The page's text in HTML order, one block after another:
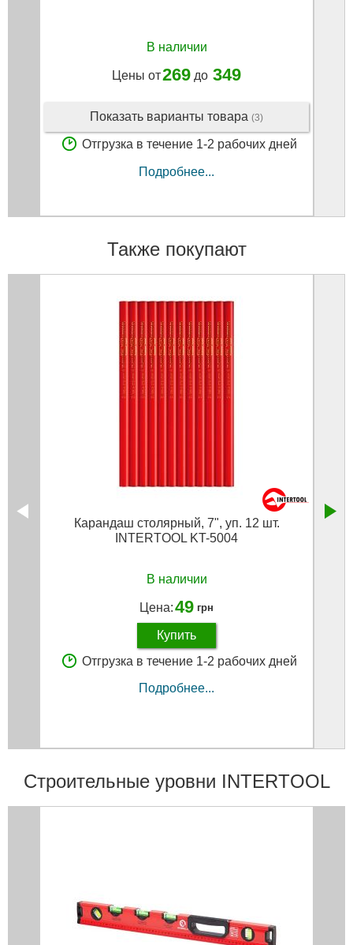
В наличии
Цены от269 до 349
Показать варианты товара (3)
Отгрузка в течение 1-2 рабочих дней
Подробнее...
Также покупают
Карандаш столярный, 7", уп. 12 шт.
INTERTOOL KT-5004
В наличии
Цена:49 грн
Купить
Отгрузка в течение 1-2 рабочих дней
Подробнее...
Строительные уровни INTERTOOL